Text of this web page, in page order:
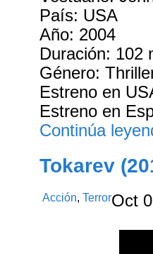
País: USA
Año: 2004
Duración: 102
Género:
Estreno en
Estreno en
Continúa
Tokarev
Acción,TerrorOct